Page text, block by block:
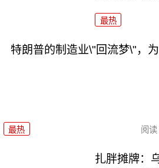
最热
特朗普的制造业\"回流梦\"，
最热 阅读
扎胖摊牌：